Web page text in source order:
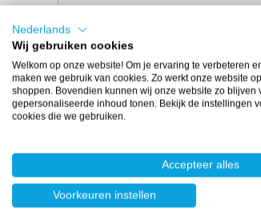
Voordelen
Verwijdert
kalkaanslag, groene
Biologisch afbreekbare formule
Veilig voor mens en natuur.
Geen PFAS en microplastics.
De ontkalker van Captain Green
optimaal resultaat:
Nederlands
Wij gebruiken cookies
Welkom op onze website! Om je ervaring te verbeteren
maken we gebruik van cookies. Zo werkt onze website
shoppen. Bovendien kunnen wij onze website zo blijven
gepersonaliseerde inhoud tonen. Bekijk de instellingen
cookies die we gebruiken.
Accepteer alles
Voorkeuren instellen